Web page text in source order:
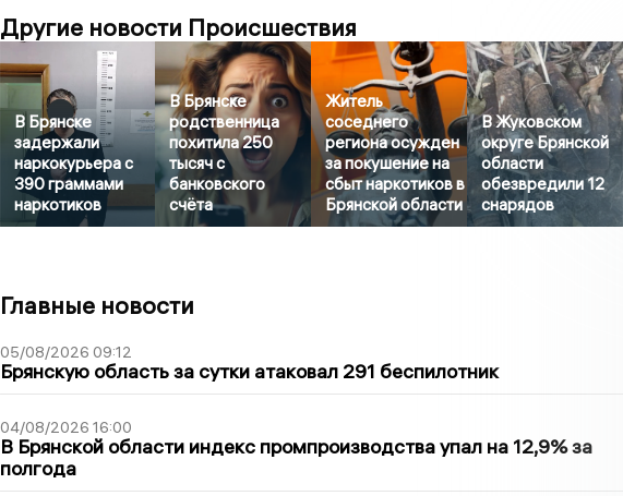
Другие новости Происшествия
В Брянске
задержали
наркокурьера с
390 граммами
наркотиков
В Брянске
родственница
похитила 250
тысяч с
банковского
счёта
Житель
соседнего
региона осужден
за покушение на
сбыт наркотиков в
Брянской области
В Жуковском
округе Брянской
области
обезвредили 12
снарядов
Главные новости
05/08/2026 09:12
Брянскую область за сутки атаковал 291 беспилотник
04/08/2026 16:00
В Брянской области индекс промпроизводства упал на 12,9% за
полгода